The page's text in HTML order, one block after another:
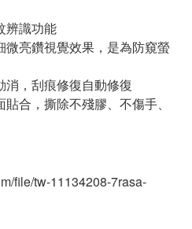
辨識功能
微亮鑽視覺效果，是為防窺螢
消，刮痕修復自動修復
合，撕除不殘膠、不傷手、
file/tw-11134208-7rasa-